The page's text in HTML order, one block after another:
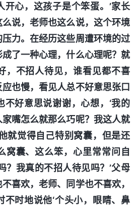
开心，这孩子是个笨蛋。’家长
说，老师也这么说，这个环境
力。在经历这些周遭环境的过
了一种心理，什么心理呢？就
，不招人待见，谁看见都不喜
也慢，看见人总不好意思张口
不好意思说谢谢，心想，‘我的
嘴怎么就那么巧呢？我这人就
就觉得自己特别窝囊，但是还
窝囊、这么笨，心里常常问自
？我真的不招人待见吗？’父母
喜欢，老师、同学也不喜欢，
不时地说他‘个头小，眼睛、鼻